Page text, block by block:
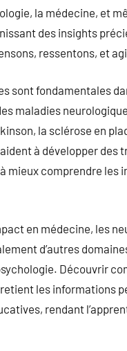
la médecine, et
des insights
ressentons, et
sont fondamentales
maladies
la sclérose en
aident à développer des
mieux comprendre les
en médecine, les
d’autres
Découvrir
les informations
rendant